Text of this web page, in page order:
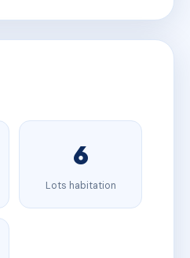
6
Lots habitation